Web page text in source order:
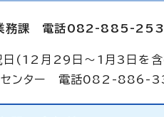
業務課 電話082-885-
日(12月29日～1月3日を含
ンセンター 電話082-886-